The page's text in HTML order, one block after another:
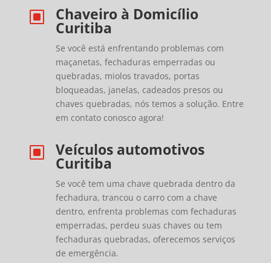
W Chaveiro à Domicílio
Curitiba
Se você está enfrentando problemas com
maçanetas, fechaduras emperradas ou
quebradas, miolos travados, portas
bloqueadas, janelas, cadeados presos ou
chaves quebradas, nós temos a solução. Entre
em contato conosco agora!
W Veículos automotivos
Curitiba
Se você tem uma chave quebrada dentro da
fechadura, trancou o carro com a chave
dentro, enfrenta problemas com fechaduras
emperradas, perdeu suas chaves ou tem
fechaduras quebradas, oferecemos serviços
de emergência.